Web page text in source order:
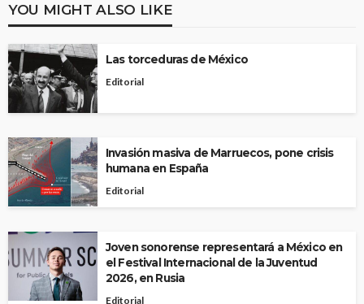
YOU MIGHT ALSO LIKE
Las torceduras de México
Editorial
Invasión masiva de Marruecos, pone crisis
humana en España
Editorial
Joven sonorense representará a México en
el Festival Internacional de la Juventud
2026, en Rusia
Editorial